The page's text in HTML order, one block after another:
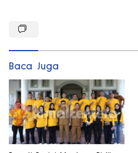
Baca Juga